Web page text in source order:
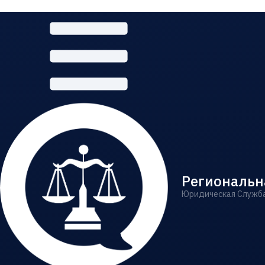
Юридическая